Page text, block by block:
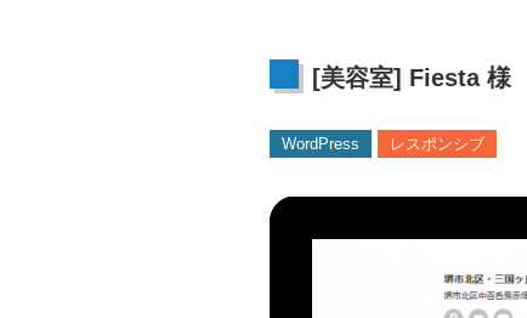
[美容室] Fiesta 様
WordPress レスポンシブ